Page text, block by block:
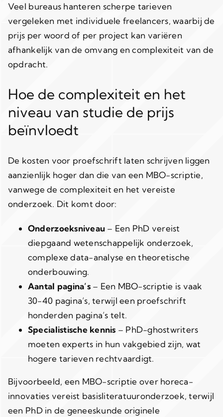
Veel bureaus hanteren scherpe tarieven
vergeleken met individuele freelancers, waarbij de
prijs per woord of per project kan variëren
afhankelijk van de omvang en complexiteit van de
opdracht.
Hoe de complexiteit en het
niveau van studie de prijs
beïnvloedt
De kosten voor proefschrift laten schrijven liggen
aanzienlijk hoger dan die van een MBO-scriptie,
vanwege de complexiteit en het vereiste
onderzoek. Dit komt door:
Onderzoeksniveau – Een PhD vereist
diepgaand wetenschappelijk onderzoek,
complexe data-analyse en theoretische
onderbouwing.
Aantal pagina’s– Een MBO-scriptie is vaak
30-40 pagina’s, terwijl een proefschrift
honderden pagina’s telt.
Specialistische kennis – PhD-ghostwriters
moeten experts in hun vakgebied zijn, wat
hogere tarieven rechtvaardigt.
Bijvoorbeeld, een MBO-scriptie over horeca-
innovaties vereist basisliteratuuronderzoek, terwijl
een PhD in de geneeskunde originele